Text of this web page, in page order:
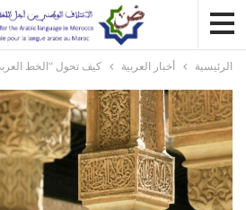
الرئيسية أخبار العربية كيف تحول “الخط